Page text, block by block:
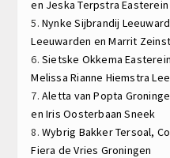
en Jeska TerpstraEasterein
5.Nynke Sijbrandij
Leeuwarden enMarrit
6.Sietske Okkema
Melissa Rianne Hiemstra
7.Aletta van Popta
enIris OosterbaanSneek
8.Wybrig BakkerTersoal,
Fiera de Vries Groningen